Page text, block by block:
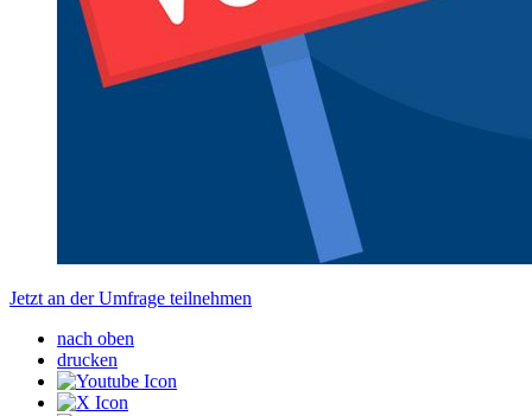
Jetzt an der Umfrage teilnehmen
nach oben
drucken